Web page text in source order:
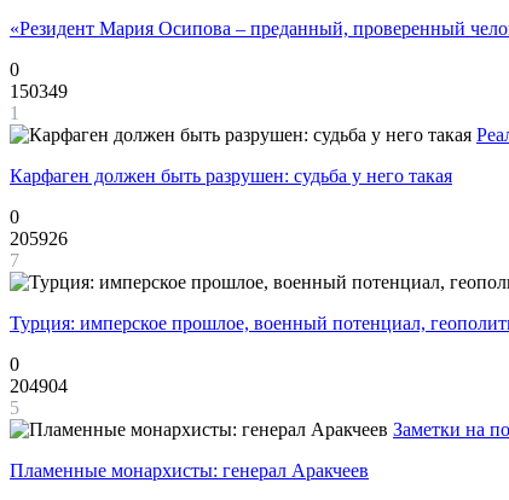
«Резидент Мария Осипова – преданный, проверенный
0
150349
1
Карфаген должен быть разрушен: судьба у него такая
0
205926
7
Турция: имперское прошлое, военный потенциал,
0
204904
5
Заметки на
Пламенные монархисты: генерал Аракчеев